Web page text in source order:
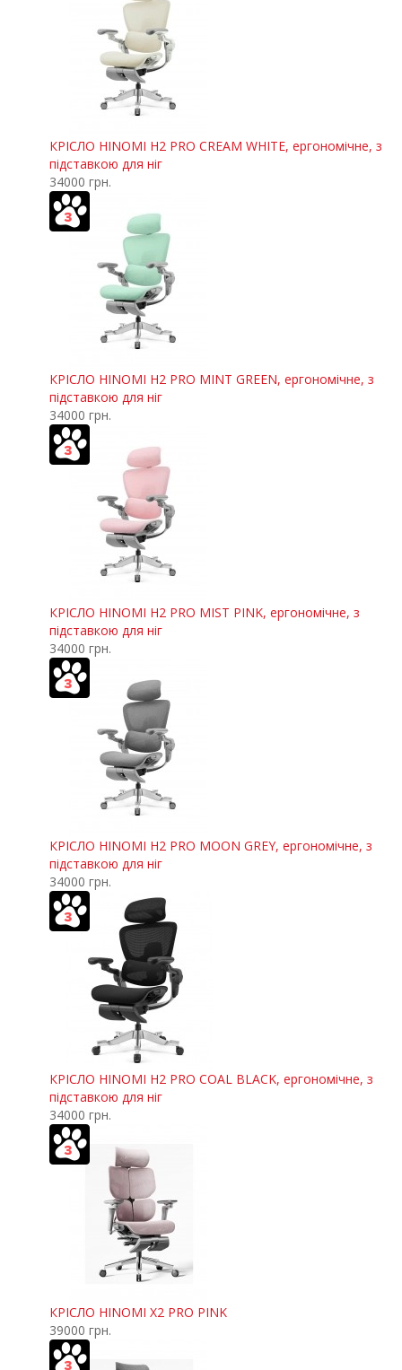
КРІСЛО HINOMI H2 PRO CREAM WHITE, ергономічне, з
підставкою для ніг
34000 грн.
КРІСЛО HINOMI H2 PRO MINT GREEN, ергономічне, з
підставкою для ніг
34000 грн.
КРІСЛО HINOMI H2 PRO MIST PINK, ергономічне, з
підставкою для ніг
34000 грн.
КРІСЛО HINOMI H2 PRO MOON GREY, ергономічне, з
підставкою для ніг
34000 грн.
КРІСЛО HINOMI H2 PRO COAL BLACK, ергономічне, з
підставкою для ніг
34000 грн.
КРІСЛО HINOMI X2 PRO PINK
39000 грн.